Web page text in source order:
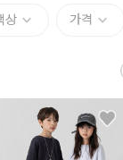
상 가격